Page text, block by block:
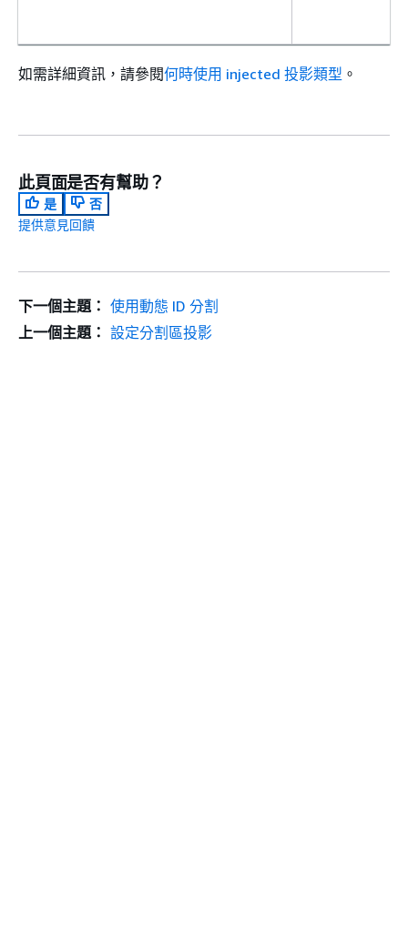
如需詳細資訊，請參閱何時使用 injected 投影類型 。
此頁面是否有幫助？
是
否
提供意見回饋
下一個主題： 使用動態 ID 分割
上一個主題： 設定分割區投影